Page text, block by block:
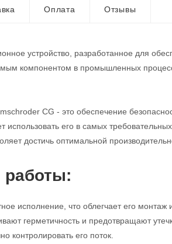
Оплата Отзывы
устройство, разработанное для
компонентом в промышленных
CG - это обеспечение
использовать его в самых
достичь оптимальной
работы:
исполнение, что облегчает его
герметичность и предотвращают
контролировать его поток.